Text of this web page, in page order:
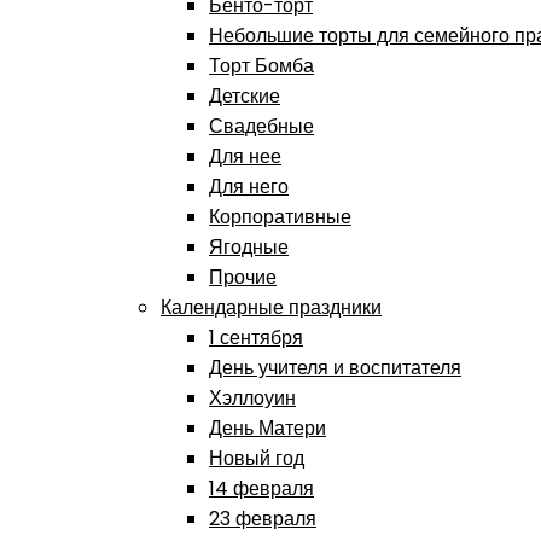
Бенто-торт
Небольшие торты для семейного
Торт Бомба
Детские
Свадебные
Для нее
Для него
Корпоративные
Ягодные
Прочие
Календарные праздники
1 сентября
День учителя и воспитателя
Хэллоуин
День Матери
Новый год
14 февраля
23 февраля